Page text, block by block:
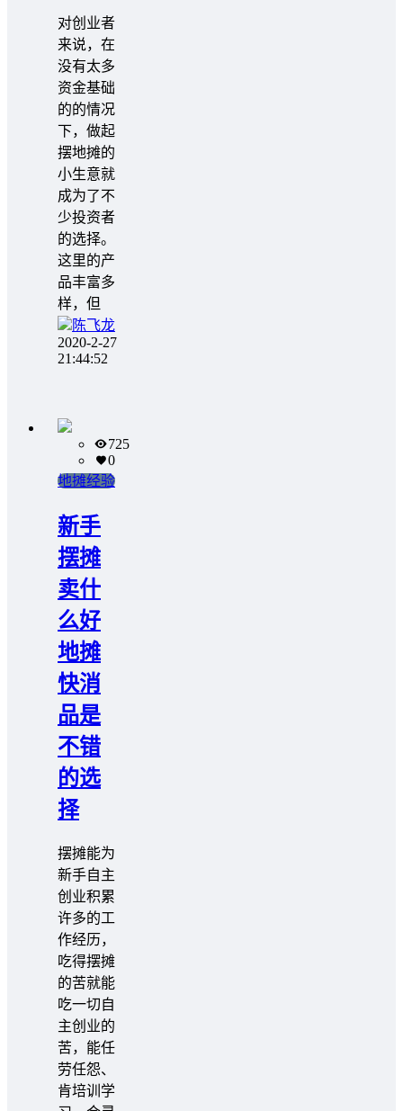
对创业者
来说，在
没有太多
资金基础
的的情况
下，做起
摆地摊的
小生意就
成为了不
少投资者
的选择。
这里的产
品丰富多
样，但
陈飞龙
2020-2-27
21:44:52
725
0
地摊经验
新手
摆摊
卖什
么好
地摊
快消
品是
不错
的选
择
摆摊能为
新手自主
创业积累
许多的工
作经历，
吃得摆摊
的苦就能
吃一切自
主创业的
苦，能任
劳任怨、
肯培训学